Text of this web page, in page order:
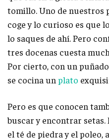
tomillo. Uno de nuestros
coge y lo curioso es que
lo saques de ahí. Pero
tres docenas cuesta
Por cierto, con un
se cocina un plato
Pero es que conocen
buscar y encontrar setas.
el té de piedra y el poleo,